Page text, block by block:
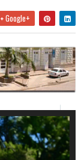
Google+